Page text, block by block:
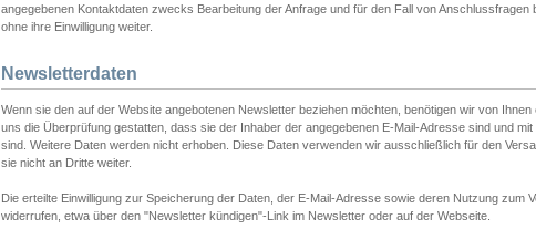
angegebenen Kontaktdaten zwecks Bearbeitung der Anfrage und für den Fall von
ohne ihre Einwilligung weiter.
Newsletterdaten
Wenn sie den auf der Website angebotenen Newsletter beziehen möchten, benötigen wir von
uns die Überprüfung gestatten, dass sie der Inhaber der angegebenen E-Mail-Adresse sind und
sind. Weitere Daten werden nicht erhoben. Diese Daten verwenden wir ausschließlich für den
sie nicht an Dritte weiter.
Die erteilte Einwilligung zur Speicherung der Daten, der E-Mail-Adresse sowie deren Nutzung zum
widerrufen, etwa über den "Newsletter kündigen"-Link im Newsletter oder auf der Webseite.